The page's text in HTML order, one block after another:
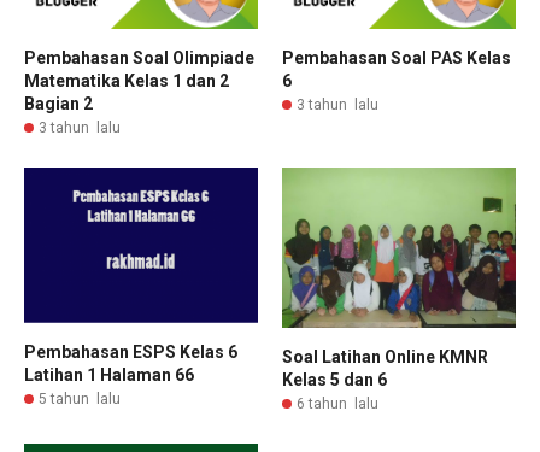
Pembahasan Soal Olimpiade
Matematika Kelas 1 dan 2
Bagian 2
3 tahun lalu
Pembahasan Soal PAS Kelas
6
3 tahun lalu
Pembahasan ESPS Kelas 6
Latihan 1 Halaman 66
5 tahun lalu
Soal Latihan Online KMNR
Kelas 5 dan 6
6 tahun lalu